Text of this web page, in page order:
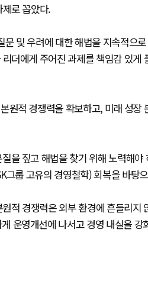
로 꼽았다.
및 우려에 대한 해법을 지속적으
더에게 주어진 과제를 책임감 있게
원적 경쟁력을 확보하고, 미래 성장
을 짚고 해법을 찾기 위해 노력해
그룹 고유의 경영철학) 회복을 바탕
적 경쟁력은 외부 환경에 흔들리지
운영개선에 나서고 경영 내실을